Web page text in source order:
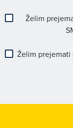
Želim
Želim